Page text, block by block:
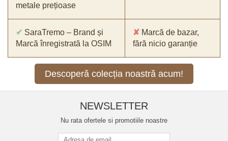
metale prețioase
✔ SaraTremo – Brand și
Marcă înregistrată la OSIM
✘ Marcă de bazar,
fără nicio garanție
Descoperă colecția noastră acum!
NEWSLETTER
Nu rata ofertele si promotiile noastre